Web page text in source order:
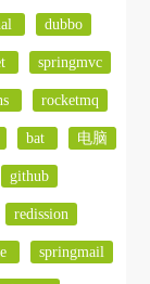
dubbo
springmvc
rocketmq
bat 电脑
github
redission
springmail